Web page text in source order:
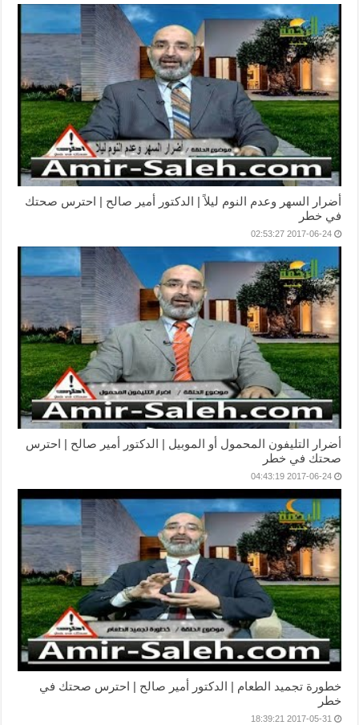
أضرار السهر وعدم النوم ليلاً | الدكتور أمير صالح | احترس صحتك
في خطر
2017-06-24 02:53:27
أضرار التليفون المحمول أو الموبيل | الدكتور أمير صالح | احترس
صحتك في خطر
2017-06-24 04:43:19
خطورة تجميد الطعام | الدكتور أمير صالح | احترس صحتك في
خطر
2017-05-31 18:39:21